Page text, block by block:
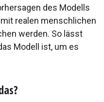
des Modells
realen menschlichen
werden. So lässt
Modell ist, um es